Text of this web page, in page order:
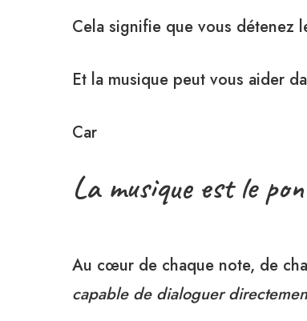
Cela signifie que vous
Et la musique peut vous aider
Car
La musique est le
Au cœur de chaque note, de
capable de dialoguer